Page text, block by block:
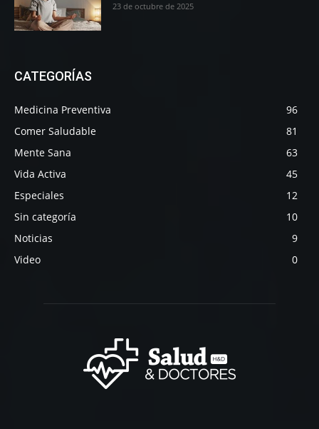
23 de octubre de 2025
CATEGORÍAS
Medicina Preventiva
96
Comer Saludable
81
Mente Sana
63
Vida Activa
45
Especiales
12
Sin categoría
10
Noticias
9
Video
0